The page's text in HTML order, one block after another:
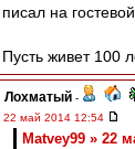
писал на
Пусть живет 100
Лохматый -
22 май 2014 12:54
Matvey99 » 22